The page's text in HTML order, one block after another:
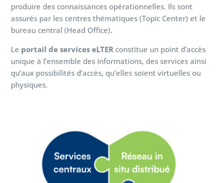
produire des connaissances opérationnelles. Ils sont
assurés par les centres thématiques (Topic Center) et le
bureau central (Head Office).
Le portail de services eLTER constitue un point d’accès
unique à l’ensemble des informations, des services ainsi
qu’aux possibilités d’accès, qu’elles soient virtuelles ou
physiques.